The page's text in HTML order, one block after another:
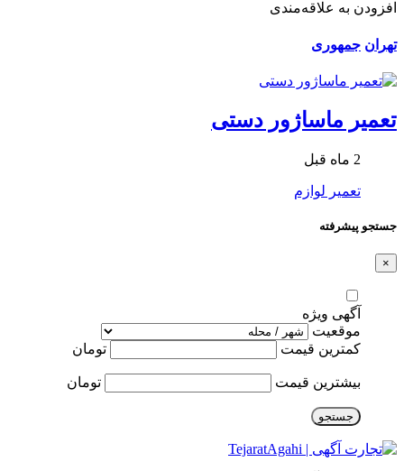
افزودن به علاقه‌مندی
تهران جمهوری
تعمیر ماساژور دستی
2 ماه قبل
تعمیر لوازم
جستجو پیشرفته
×
آگهی ویژه
موقعیت
کمترین قیمت
تومان
بیشترین قیمت تومان
جستجو